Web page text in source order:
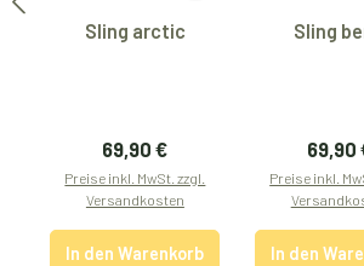
Sling arctic
Regulärer Preis:
69,90 €
Preise inkl. MwSt. zzgl.
Versandkosten
In den Warenkorb
Sling
69,90
Preise inkl.
In den